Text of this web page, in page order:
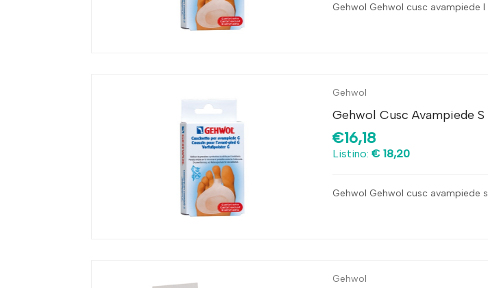
Gehwol Gehwol cusc avampiede l
Gehwol
Gehwol Cusc Avampiede S
€16,18
Listino: € 18,20
Gehwol Gehwol cusc avampiede s
Gehwol